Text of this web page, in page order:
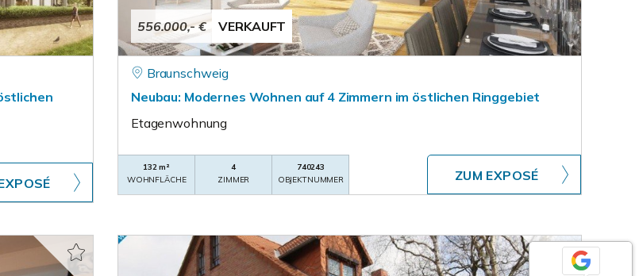
556.000,- € VERKAUFT
Braunschweig
Neubau: Modernes Wohnen auf 4 Zimmern im östlichen Ringgebiet
Etagenwohnung
132 m²
WOHNFLÄCHE
4
ZIMMER
740243
OBJEKTNUMMER
ZUM EXPOSÉ